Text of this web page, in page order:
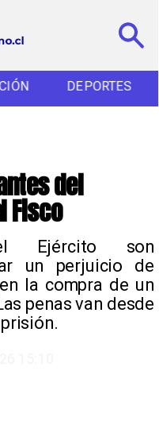
DEPORTES
del
Fisco
Ejército son
un perjuicio de
la compra de un
penas van desde